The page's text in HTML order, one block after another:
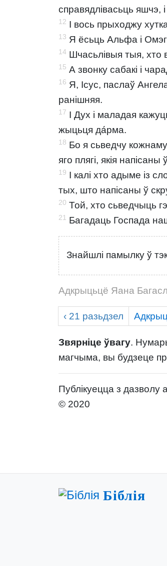
справядлівасьць яшчэ,
12 І вось прыходжу
13 Я ёсьць Альфа і
14 Шчасьлівыя тыя, хто
15 А звонку сабакі і
16 Я, Ісус, паслаў
ранішняя.
17 І Дух і маладая
жыцьця да́рма.
18 Бо я сьведчу
яго плягі, якія напісаны
19 І калі хто адыме із
тых, што напісаны ў
20 Той, хто сьведчыць
21 Багадаць Госпада
Знайшлі памылку ў
Адкрыцьцё Яана
‹ 21 разьдзел
Звярніце ўвагу.
магчыма, вы будзеце
Публікуецца з дазволу
© 2020
Біблія